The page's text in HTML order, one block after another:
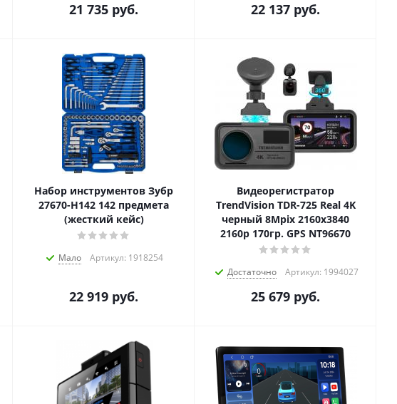
21 735 руб. 22 137 руб.
Набор инструментов Зубр
27670-H142 142 предмета
(жесткий кейс)
Мало Артикул: 1918254
22 919 руб.
Видеорегистратор
TrendVision TDR-725 Real 4K
черный 8Mpix 2160x3840
2160p 170гр. GPS NT96670
Достаточно Артикул: 1994027
25 679 руб.